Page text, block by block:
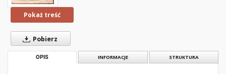
Pokaż treść
Pobierz
OPIS INFORMACJE STRUKTURA